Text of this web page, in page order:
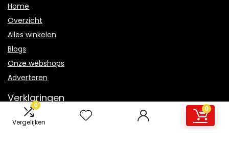
0
Vergelijken
0
Home
Overzicht
Alles winkelen
Blogs
Onze webshops
Adverteren
Verklaringen
Privacybeleid